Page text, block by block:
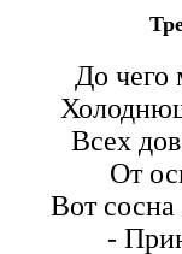
До чего
Всех
От
Вот сосна
-